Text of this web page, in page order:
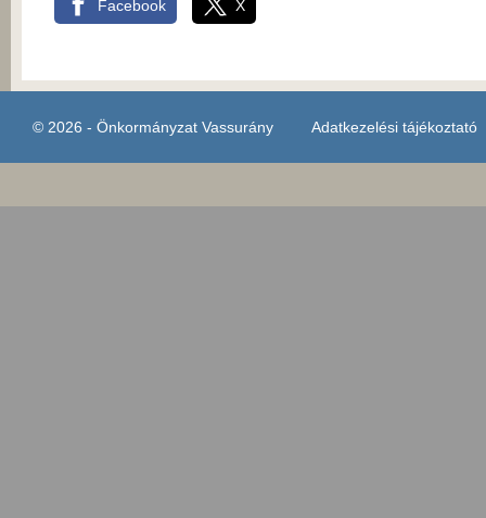
Facebook X
© 2026 - Önkormányzat Vassurány Adatkezelési tájékoztató